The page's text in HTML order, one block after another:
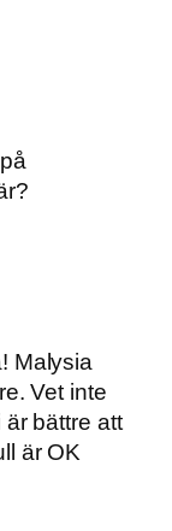
Malysia
Vet inte
bättre att
är OK